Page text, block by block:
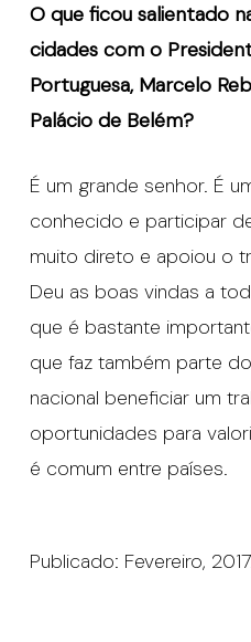
O que ficou salientado
cidades com o
Portuguesa, Marcelo
Palácio de Belém?
É um grande senhor. É
conhecido e participar
muito direto e apoiou o
Deu as boas vindas a
que é bastante
que faz também parte
nacional beneficiar um
oportunidades para
é comum entre países.
Publicado: Fevereiro,